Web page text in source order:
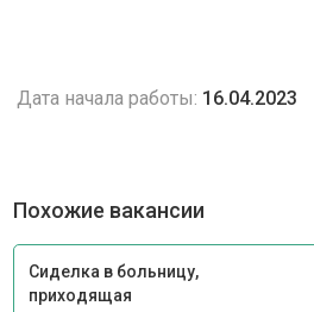
Дата начала работы: 16.04.2023
Похожие вакансии
Сиделка в больницу,
приходящая